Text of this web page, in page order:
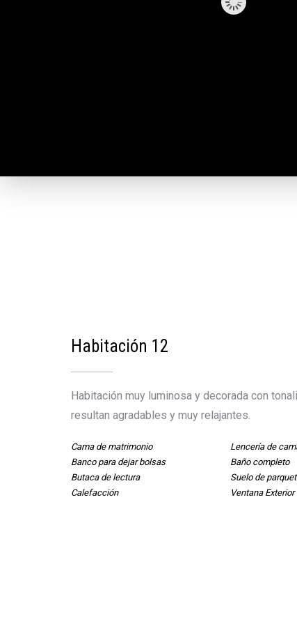
Habitación 12
Habitación muy luminosa y decorada con
resultan agradables y muy relajantes.
Cama de matrimonio
Lencería de
Banco para dejar bolsas
Baño completo
Butaca de lectura
Suelo de parquet
Calefacción
Ventana Exterior